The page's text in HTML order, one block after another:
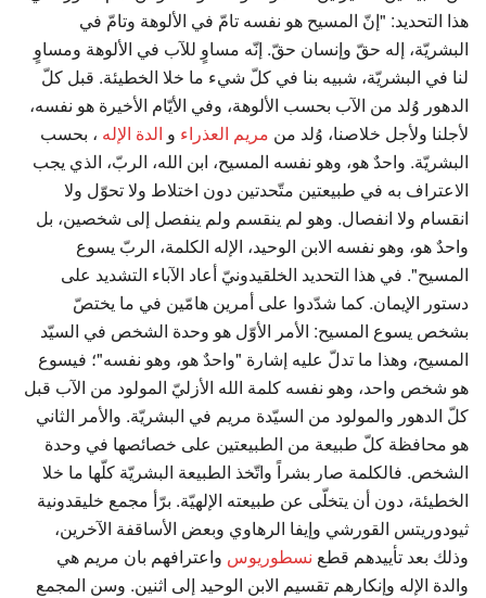
هذا التحديد: "إنّ المسيح هو نفسه تامّ في الألوهة وتامّ في
البشريّة، إله حقّ وإنسان حقّ. إنّه مساوٍ للآب في الألوهة ومساوٍ
لنا في البشريّة، شبيه بنا في كلّ شيء ما خلا الخطيئة. قبل كلّ
الدهور وُلد من الآب بحسب الألوهة، وفي الأيّام الأخيرة هو نفسه،
لأجلنا ولأجل خلاصنا، وُلد من مريم العذراء و الدة الإله ، بحسب
البشريّة. واحدٌ هو، وهو نفسه المسيح، ابن الله، الربّ، الذي يجب
الاعتراف به في طبيعتين متّحدتين دون اختلاط ولا تحوّل ولا
انقسام ولا انفصال. وهو لم ينقسم ولم ينفصل إلى شخصين، بل
واحدٌ هو، وهو نفسه الابن الوحيد، الإله الكلمة، الربّ يسوع
المسيح". في هذا التحديد الخلقيدونيّ أعاد الآباء التشديد على
دستور الإيمان. كما شدّدوا على أمرين هامّين في ما يختصّ
بشخص يسوع المسيح: الأمر الأوّل هو وحدة الشخص في السيّد
المسيح، وهذا ما تدلّ عليه إشارة "واحدٌ هو، وهو نفسه"؛ فيسوع
هو شخص واحد، وهو نفسه كلمة الله الأزليّ المولود من الآب قبل
كلّ الدهور والمولود من السيّدة مريم في البشريّة. والأمر الثاني
هو محافظة كلّ طبيعة من الطبيعتين على خصائصها في وحدة
الشخص. فالكلمة صار بشراً واتّخذ الطبيعة البشريّة كلّها ما خلا
الخطيئة، دون أن يتخلّى عن طبيعته الإلهيّة. برّأ مجمع خليقدونية
ثيودوريتس القورشي وإيفا الرهاوي وبعض الأساقفة الآخرين،
وذلك بعد تأييدهم قطع نسطوريوس واعترافهم بان مريم هي
والدة الإله وإنكارهم تقسيم الابن الوحيد إلى اثنين. وسن المجمع